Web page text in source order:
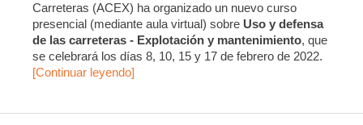
Carreteras (ACEX) ha organizado un nuevo curso
presencial (mediante aula virtual) sobre Uso y defensa
de las carreteras - Explotación y mantenimiento, que
se celebrará los días 8, 10, 15 y 17 de febrero de 2022.
[Continuar leyendo]